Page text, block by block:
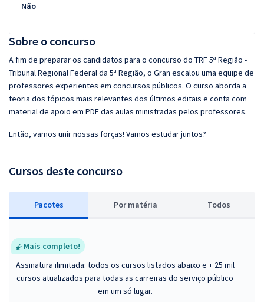
Sobre o concurso
A fim de preparar os candidatos para o concurso do TRF 5ª Região -
Tribunal Regional Federal da 5ª Região, o Gran escalou uma equipe de
professores experientes em concursos públicos. O curso aborda a
teoria dos tópicos mais relevantes dos últimos editais e conta com
material de apoio em PDF das aulas ministradas pelos professores.
Então, vamos unir nossas forças! Vamos estudar juntos?
Cursos deste concurso
Pacotes Por matéria Todos
Mais completo!
Assinatura ilimitada: todos os cursos listados abaixo e + 25 mil
cursos atualizados para todas as carreiras do serviço público
em um só lugar.
Não